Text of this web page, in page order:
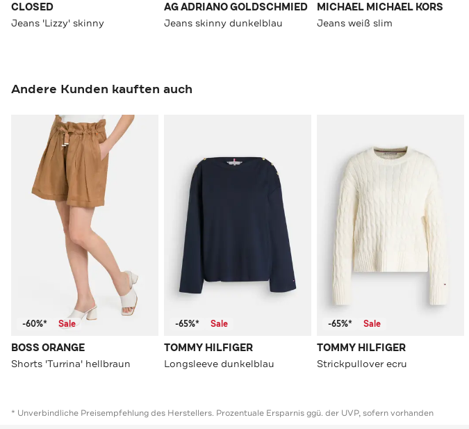
CLOSED
Jeans 'Lizzy' skinny
AG ADRIANO GOLDSCHMIED
Jeans skinny dunkelblau
MICHAEL MICHAEL KORS
Jeans weiß slim
Andere Kunden kauften auch
-60%* Sale
BOSS ORANGE
Shorts 'Turrina' hellbraun
-65%* Sale
TOMMY HILFIGER
Longsleeve dunkelblau
-65%* Sale
TOMMY HILFIGER
Strickpullover ecru
* Unverbindliche Preisempfehlung des Herstellers. Prozentuale Ersparnis ggü. der UVP, sofern vorhanden